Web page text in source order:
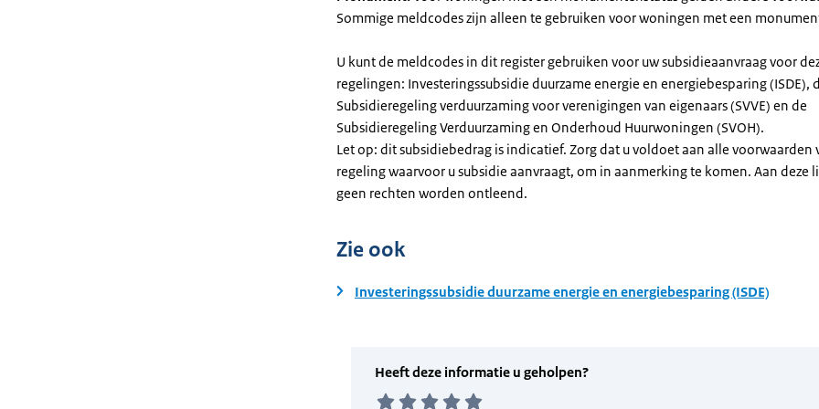
Sommige meldcodes zijn alleen te gebruiken voor woningen met een
U kunt de meldcodes in dit register gebruiken voor uw subsidieaanvraag voor
regelingen: Investeringssubsidie duurzame energie en energiebesparing (ISDE),
Subsidieregeling verduurzaming voor verenigingen van eigenaars (SVVE) en de
Subsidieregeling Verduurzaming en Onderhoud Huurwoningen (SVOH).
Let op: dit subsidiebedrag is indicatief. Zorg dat u voldoet aan alle voorwaarden
regeling waarvoor u subsidie aanvraagt, om in aanmerking te komen. Aan deze
geen rechten worden ontleend.
Zie ook
Investeringssubsidie duurzame energie en energiebesparing (ISDE)